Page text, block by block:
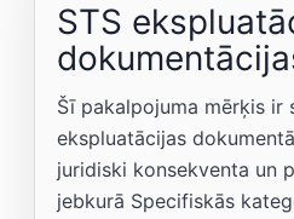
STS
Šī pakalpojuma mērķis ir
ekspluatācijas
juridiski konsekventa un
jebkurā Specifiskās